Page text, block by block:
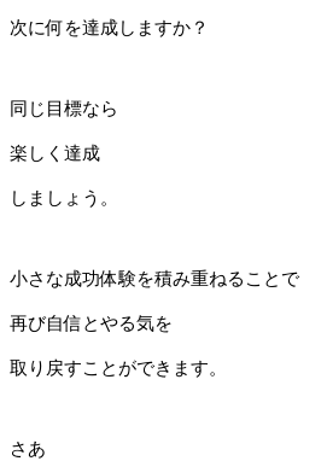
次に何を達成しますか？
同じ目標なら
楽しく達成
しましょう。
小さな成功体験を積み重ねることで
再び自信とやる気を
取り戻すことができます。
さあ